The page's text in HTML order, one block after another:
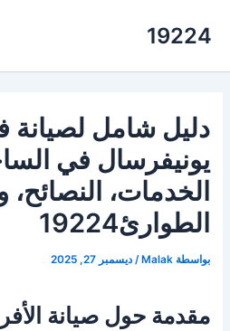
19224
دليل شامل لصيانة
يونيفرسال في
الخدمات،
الطوارئ19224
بواسطة Malak
/ديسمبر 27, 2025
مقدمة حول صيانة